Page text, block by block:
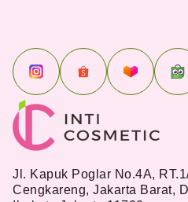
Jl. Kapuk Poglar No.4A,
Cengkareng, Jakarta Barat,